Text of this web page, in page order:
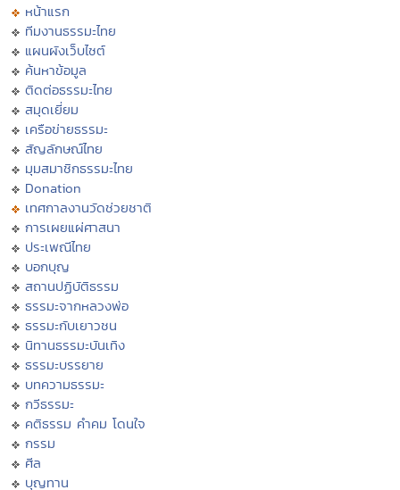
หน้าแรก
ทีมงานธรรมะไทย
แผนผังเว็บไซต์
ค้นหาข้อมูล
ติดต่อธรรมะไทย
สมุดเยี่ยม
เครือข่ายธรรมะ
สัญลักษณ์ไทย
มุมสมาชิกธรรมะไทย
Donation
เทศกาลงานวัดช่วยชาติ
การเผยแผ่ศาสนา
ประเพณีไทย
บอกบุญ
สถานปฏิบัติธรรม
ธรรมะจากหลวงพ่อ
ธรรมะกับเยาวชน
นิทานธรรมะบันเทิง
ธรรมะบรรยาย
บทความธรรมะ
กวีธรรมะ
คติธรรม คำคม โดนใจ
กรรม
ศีล
บุญทาน